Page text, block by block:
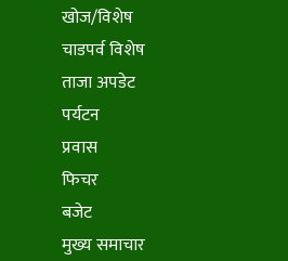
खोज/विशेष
चाडपर्व विशेष
ताजा अपडेट
पर्यटन
प्रवास
फिचर
बजेट
मुख्य समाचार